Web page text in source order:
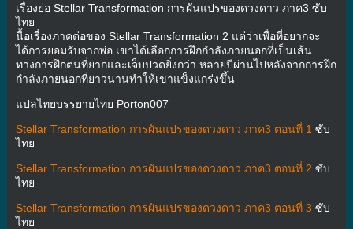
เรื่องย่อ Stellar Transformation การผันแปรของดวงดาว ภาค3 ซับ
ไทย
นื้อเรื่องภาคต่อของ Stellar Transformation 2 แต่ว่าเพื่อที่อยากจะ
ได้การยอมรับจากพ่อ เขาได้เลือกการฝึกกำลังภายนอกที่เป็นเส้น
ทางการฝึกตนที่ยากและเจ็บปวดยิ่งกว่า หลายปีผ่านไปหลังจากการฝึก
กำลังภายนอกที่ยาวนานทำให้เขาแข็งแกร่งขึ้น
แปลไทยบรรยายไทย Porton007
Stellar Transformation การผันแปรของดวงดาว ภาค3 ตอนที่ 1 ซับ
ไทย
Stellar Transformation การผันแปรของดวงดาว ภาค3 ตอนที่ 2 ซับ
ไทย
Stellar Transformation การผันแปรของดวงดาว ภาค3 ตอนที่ 3 ซับ
ไทย